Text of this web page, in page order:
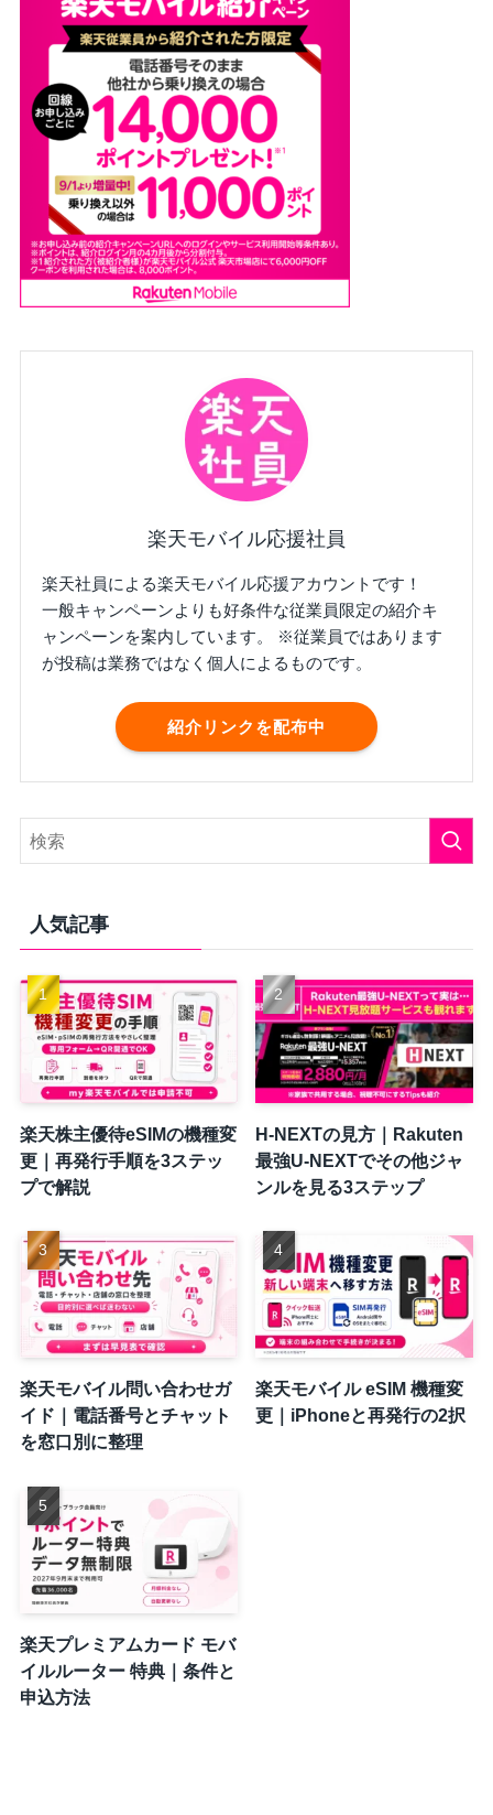
楽天モバイル応援社員
楽天社員による楽天モバイル応援アカウントです！
一般キャンペーンよりも好条件な従業員限定の紹介キ
ャンペーンを案内しています。 ※従業員ではあります
が投稿は業務ではなく個人によるものです。
紹介リンクを配布中
人気記事
楽天株主優待eSIMの機種変
更｜再発行手順を3ステッ
プで解説
H-NEXTの見方｜Rakuten
最強U-NEXTでその他ジャ
ンルを見る3ステップ
楽天モバイル問い合わせガ
イド｜電話番号とチャット
を窓口別に整理
楽天モバイル eSIM 機種変
更｜iPhoneと再発行の2択
楽天プレミアムカード モバ
イルルーター 特典｜条件と
申込方法